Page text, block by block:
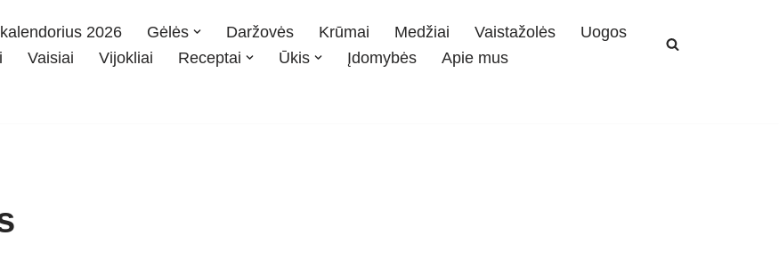
2026 Gėlės Daržovės Krūmai Medžiai Vaistažolės
Uogos
Vaisiai Vijokliai Receptai Ūkis Įdomybės Apie mus